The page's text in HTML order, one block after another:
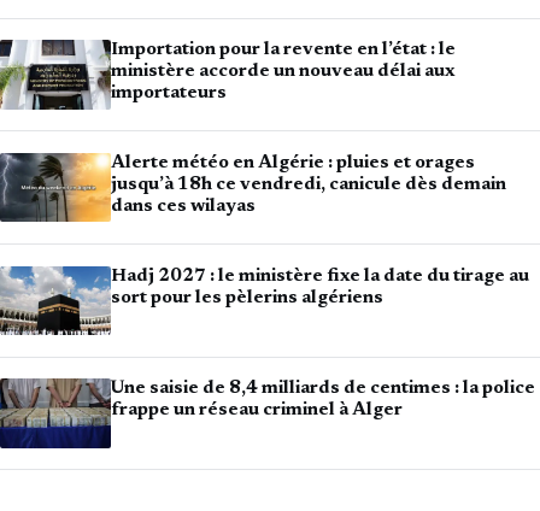
Importation pour la revente en l’état : le
ministère accorde un nouveau délai aux
importateurs
Alerte météo en Algérie : pluies et orages
jusqu’à 18h ce vendredi, canicule dès demain
dans ces wilayas
Hadj 2027 : le ministère fixe la date du tirage au
sort pour les pèlerins algériens
Une saisie de 8,4 milliards de centimes : la police
frappe un réseau criminel à Alger